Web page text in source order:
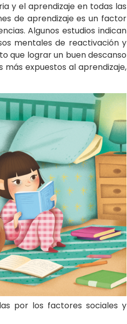
y el aprendizaje en todas las
de aprendizaje es un factor
Algunos estudios indican
mentales de reactivación y
que lograr un buen descanso
expuestos al aprendizaje,
por los factores sociales y